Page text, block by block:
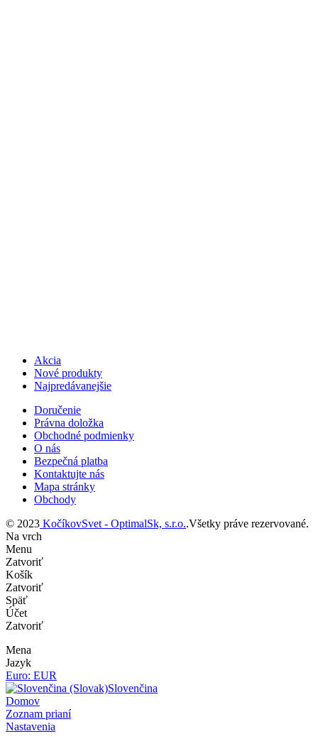
Akcia
Nové produkty
Najpredávanejšie
Doručenie
Právna doložka
Obchodné podmienky
O nás
Bezpečná platba
Kontaktujte nás
Mapa stránky
Obchody
© 2023 KočíkovSvet - OptimalSk, s.r.o..Všetky práve rezervované.
Na vrch
Menu
Zatvoriť
Košík
Zatvoriť
Späť
Účet
Zatvoriť
Mena
Jazyk
Euro: EUR
Slovenčina
Domov
Zoznam prianí
Nastavenia